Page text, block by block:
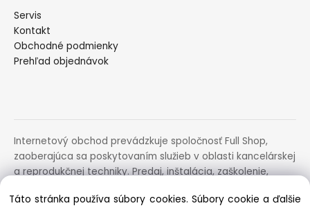
Servis
Kontakt
Obchodné podmienky
Prehľad objednávok
Internetový obchod prevádzkuje spoločnosť Full Shop,
zaoberajúca sa poskytovaním služieb v oblasti kancelárskej
a reprodukčnej techniky. Predaj, inštalácia, zaškolenie,
zariadení.
Táto stránka používa súbory cookies. Súbory cookie a ďalšie